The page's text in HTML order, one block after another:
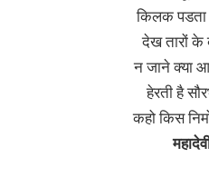
किलक पडता
देख तारों के
न जाने क्या
हेरती है
कहो किस